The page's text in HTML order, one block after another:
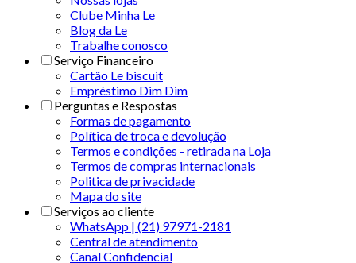
Clube Minha Le
Blog da Le
Trabalhe conosco
Serviço Financeiro
Cartão Le biscuit
Empréstimo Dim Dim
Perguntas e Respostas
Formas de pagamento
Política de troca e devolução
Termos e condições - retirada na Loja
Termos de compras internacionais
Politica de privacidade
Mapa do site
Serviços ao cliente
WhatsApp | (21) 97971-2181
Central de atendimento
Canal Confidencial